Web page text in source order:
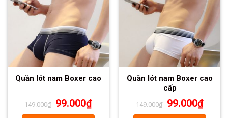
Quần lót nam Boxer cao
149.000₫ 99.000₫
Quần lót nam Boxer cao
cấp
149.000₫ 99.000₫